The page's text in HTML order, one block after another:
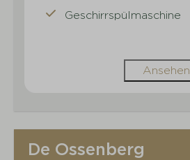
Geschirrspülmaschine
Ansehen
De Ossenberg